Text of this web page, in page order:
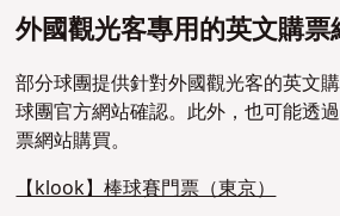
外國觀光客專用的英文購票
部分球團提供針對外國觀光客的英文
球團官方網站確認。此外，也可能透
票網站購買。
【klook】棒球賽門票（東京）